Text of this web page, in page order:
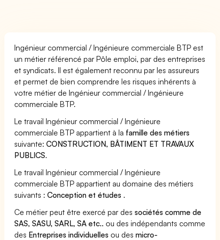
Ingénieur commercial / Ingénieure commerciale BTP est
un métier référencé par Pôle emploi, par des entreprises
et syndicats. Il est également reconnu par les assureurs
et permet de bien comprendre les risques inhérents à
votre métier de Ingénieur commercial / Ingénieure
commerciale BTP.
Le travail Ingénieur commercial / Ingénieure
commerciale BTP appartient à la famille des métiers
suivante:CONSTRUCTION, BÂTIMENT ET TRAVAUX
PUBLICS.
Le travail Ingénieur commercial / Ingénieure
commerciale BTP appartient au domaine des métiers
suivants :Conception et études .
Ce métier peut être exercé par dessociétés comme de
SAS, SASU, SARL, SA etc.. ou des indépendants comme
des Entreprises individuelles ou desmicro-